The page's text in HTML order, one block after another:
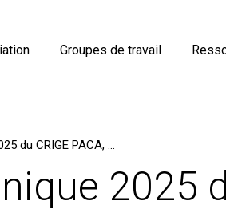
Groupes de travail
2025